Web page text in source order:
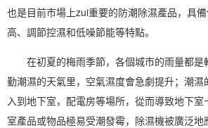
也是目前市場上zui重要的防潮除濕產品，具
高、調節控濕和低噪節能等特點。
在初夏的梅雨季節，各個城市的雨量都是
勤潮濕的天氣里，空氣濕度會急劇提升；潮
入到地下室，配電房等場所，從而導致地下
室產品或物品極易受潮發霉，除濕機被廣泛